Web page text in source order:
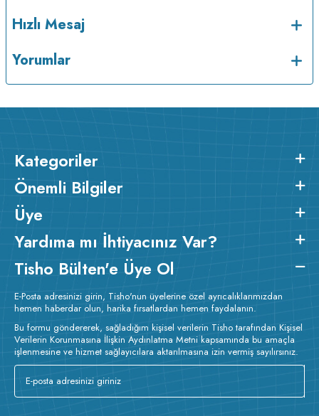
Hızlı Mesaj
Yorumlar
Kategoriler
Önemli Bilgiler
Üye
Yardıma mı İhtiyacınız Var?
Tisho Bülten'e Üye Ol
E-Posta adresinizi girin, Tisho'nun üyelerine özel ayrıcalıklarımızdan
hemen haberdar olun, harika fırsatlardan hemen faydalanın.
Bu formu göndererek, sağladığım kişisel verilerin Tisho tarafından Kişisel
Verilerin Korunmasına İlişkin Aydınlatma Metni kapsamında bu amaçla
işlenmesine ve hizmet sağlayıcılara aktarılmasına izin vermiş sayılırsınız.